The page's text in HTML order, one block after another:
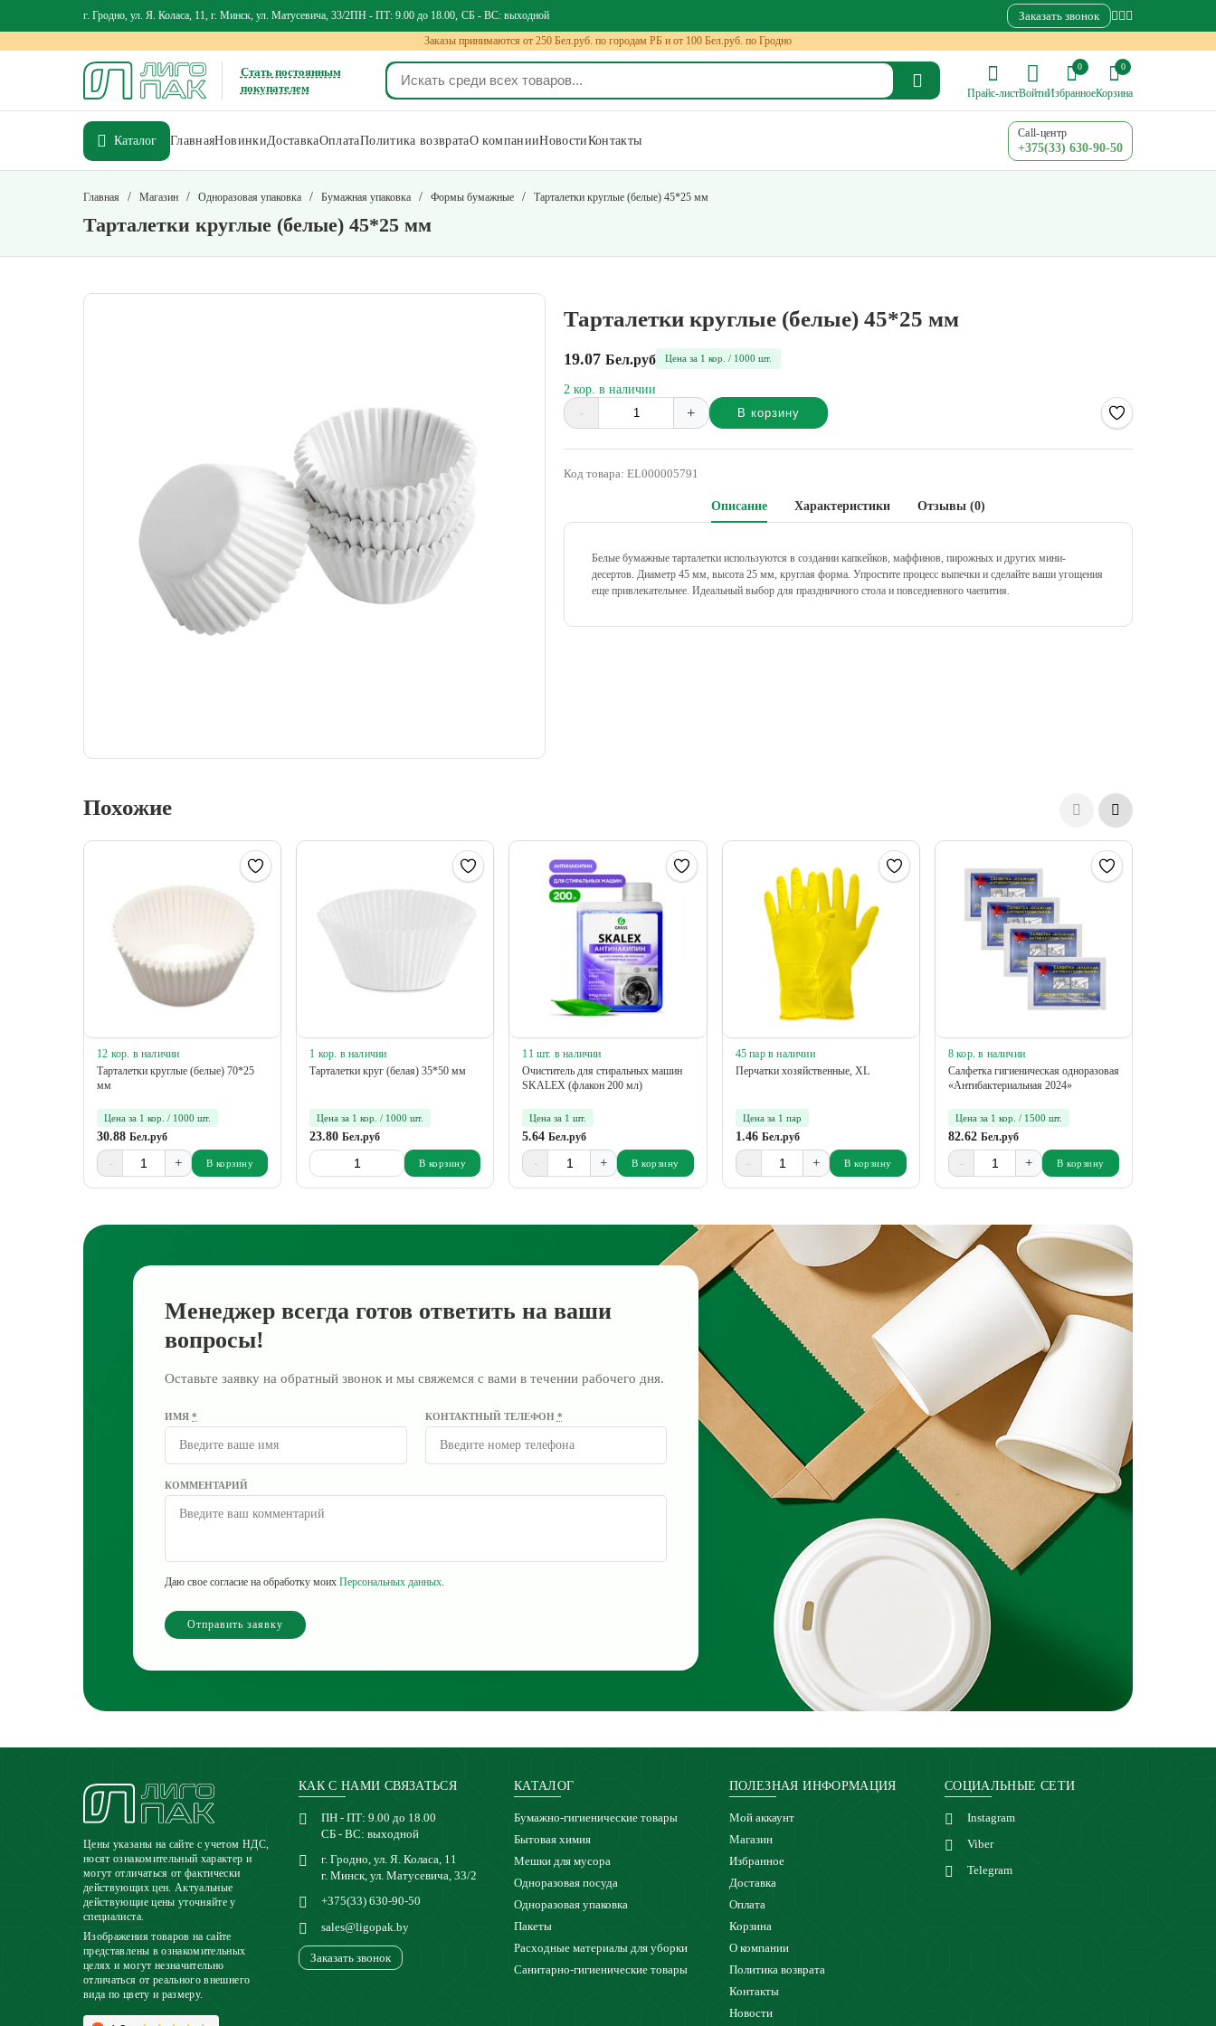
г. Гродно, ул. Я. Коласа, 11, г. Минск, ул. Матусевича, 33/2ПН - ПТ: 9.00 до 18.00 СБ - ВС: выходной Заказать звонок
Заказы принимаются от 250 Бел.руб. по городам РБ и от 100 Бел.руб. по Гродно
Стать постоянным
покупателем
Прайс-листВойти
0
Избранное
0
Корзина
Каталог ГлавнаяНовинкиДоставкаОплатаПолитика возвратаО компанииНовостиКонтакты
Call-центр
+375(33) 630-90-50
Главная / Магазин / Одноразовая упаковка / Бумажная упаковка / Формы бумажные / Тарталетки круглые (белые) 45*25 мм
Тарталетки круглые (белые) 45*25 мм
Тарталетки круглые (белые) 45*25 мм
19.07 Бел.руб Цена за 1 кор. / 1000 шт.
2 кор. в наличии
- + В корзину
Alternative:
Код товара: EL000005791
Описание Характеристики Отзывы (0)
Белые бумажные тарталетки используются в создании капкейков, маффинов, пирожных и других мини-
десертов. Диаметр 45 мм, высота 25 мм, круглая форма. Упростите процесс выпечки и сделайте ваши угощения
еще привлекательнее. Идеальный выбор для праздничного стола и повседневного чаепития.
Похожие
12 кор. в наличии
Тарталетки круглые (белые) 70*25
мм
Цена за 1 кор. / 1000 шт.
30.88 Бел.руб
- + В корзину
1 кор. в наличии
Тарталетки круг (белая) 35*50 мм
Цена за 1 кор. / 1000 шт.
23.80Бел.руб
В корзину
11 шт. в наличии
Очиститель для стиральных машин
SKALEX (флакон 200 мл)
Цена за 1 шт.
5.64Бел.руб
- + В корзину
45 пар в наличии
Перчатки хозяйственные, ХL
Цена за 1 пар
1.46 Бел.руб
- + В корзину
8 кор. в наличии
Салфетка гигиеническая одноразовая
«Антибактериальная 2024»
Цена за 1 кор. / 1500 шт.
82.62 Бел.руб
- + В корзину
Менеджер всегда готов ответить на ваши
вопросы!
Оставьте заявку на обратный звонок и мы свяжемся с вами в течении рабочего дня.
ИМЯ * КОНТАКТНЫЙ ТЕЛЕФОН *
КОММЕНТАРИЙ
Даю свое согласие на обработку моих Персональных данных.
Отправить заявку
Цены указаны на сайте с учетом НДС,
носят ознакомительный характер и
могут отличаться от фактически
действующих цен. Актуальные
действующие цены уточняйте у
специалиста.
Изображения товаров на сайте
представлены в ознакомительных
целях и могут незначительно
отличаться от реального внешнего
вида по цвету и размеру.
КАК С НАМИ СВЯЗАТЬСЯ
ПН - ПТ: 9.00 до 18.00
СБ - ВС: выходной
г. Гродно, ул. Я. Коласа, 11
г. Минск, ул. Матусевича, 33/2
+375(33) 630-90-50
sales@ligopak.by
Заказать звонок
КАТАЛОГ
Бумажно-гигиенические товары
Бытовая химия
Мешки для мусора
Одноразовая посуда
Одноразовая упаковка
Пакеты
Расходные материалы для уборки
Санитарно-гигиенические товары
ПОЛЕЗНАЯ ИНФОРМАЦИЯ
Мой аккаунт
Магазин
Избранное
Доставка
Оплата
Корзина
О компании
Политика возврата
Контакты
Новости
СОЦИАЛЬНЫЕ СЕТИ
Instagram
Viber
Telegram